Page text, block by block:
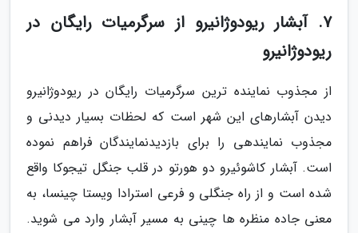
7. آبشار ریودوژانیرو از سرگرمیات رایگان در
ریودوژانیرو
از مجذوب نماینده ترین سرگرمیات رایگان در ریودوژانیرو
دیدن آبشارهای این شهر است که لحظات بسیار دیدنی و
مجذوب نمایندهی را برای بازدیدنمایندگان فراهم نموده
است. آبشار کاشوئیرو دو هورتو در قلب جنگل تیجوکا واقع
شده است و از راه جنگلی و فرعی استرادا ویستا چینسا، به
معنی جاده منظره ها چینی به مسیر آبشار وارد می شوید.